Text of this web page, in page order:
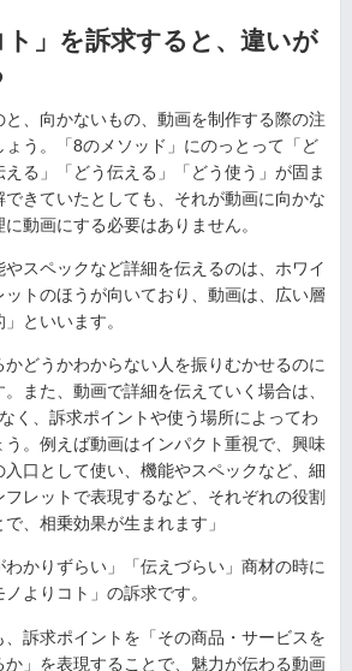
ト」を訴求すると、違いが
、向かないもの、動画を制作する際の注
う。「8のメソッド」にのっとって「ど
る」「どう伝える」「どう使う」が固ま
できていたとしても、それが動画に向かな
動画にする必要はありません。
スペックなど詳細を伝えるのは、ホワイ
ットのほうが向いており、動画は、広い層
といいます。
かどうかわからない人を振りむかせるのに
また、動画で詳細を伝えていく場合は、
く、訴求ポイントや使う場所によってわ
。例えば動画はインパクト重視で、興味
口として使い、機能やスペックなど、細
レットで表現するなど、それぞれの役割
、相乗効果が生まれます」
かりずらい」「伝えづらい」商材の時に
よりコト」の訴求です。
訴求ポイントを「その商品・サービスを
」を表現することで、魅力が伝わる動画